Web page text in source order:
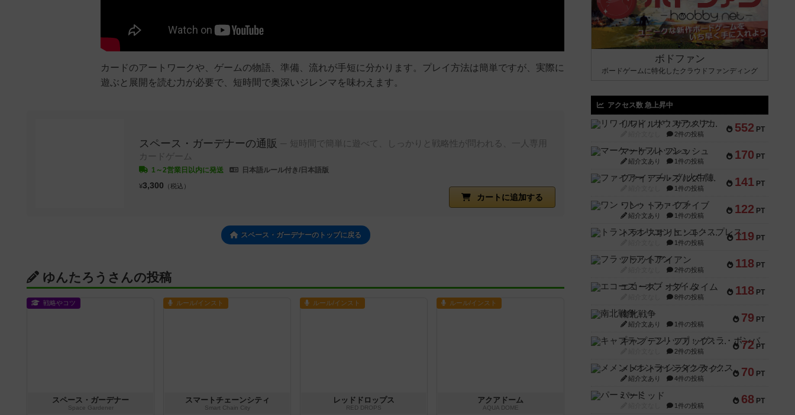
カードのアートワークや、ゲームの物語、準備、流れが手短に分かります。プレイ方法は簡単ですが、実際に
遊ぶと展開を読む力が必要で、短時間で奥深いジレンマを味わえます。
スペース・ガーデナーの通販
短時間で簡単に遊べて、しっかりと戦略性が問われる、一人専用
カードゲーム
1～2営業日以内に発送 日本語ルール付き/日本語版
カートに追加する
¥3,300 （税込）
スペース・ガーデナーのトップに戻る
ゆんたろうさんの投稿
戦略やコツ
スペース・ガーデナー
Space Gardener
ルール/インスト
スマートチェーンシティ
Smart Chain City
ルール/インスト
レッドドロップス
RED DROPS
ルール/インスト
アクアドーム
AQUA DOME
ボドファン
ボードゲームに特化したクラウドファンディング
アクセス数 急上昇中
552 PT
リワイルド：サウスアメリカ
2件の投稿
170 PT
マーケットフレッシュ
紹介文あり 1件の投稿
141 PT
ファイアー・ブルズ / 火牛陣
1件の投稿
122 PT
ワン・トゥ・ファイブ
紹介文あり 1件の投稿
119 PT
トランスオリエント・エクスプレス
1件の投稿
118 PT
フラットアイアン
2件の投稿
118 PT
エコーズ・オブ・タイム
8件の投稿
79 PT
南北戦争
紹介文あり 1件の投稿
72 PT
キャプテン・フリップ：イスラ・ボンバ
2件の投稿
70 PT
メメントオンラインタクティクス
紹介文あり 4件の投稿
68 PT
パーミッド
1件の投稿